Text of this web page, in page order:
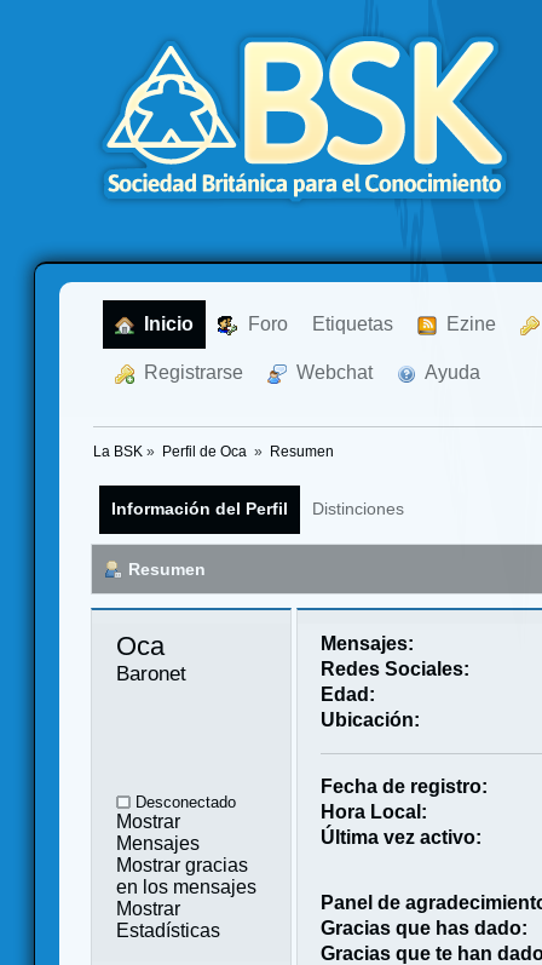
Inicio Foro Etiquetas Ezine
Registrarse Webchat Ayuda
La BSK » Perfil de Oca » Resumen
Información del Perfil Distinciones
Resumen
Oca
Baronet
Desconectado
Mostrar
Mensajes
Mostrar gracias
en los mensajes
Mostrar
Estadísticas
Mensajes:
Redes Sociales:
Edad:
Ubicación:
Fecha de registro:
Hora Local:
Última vez activo:
Panel de
Gracias que has dado:
Gracias que te han